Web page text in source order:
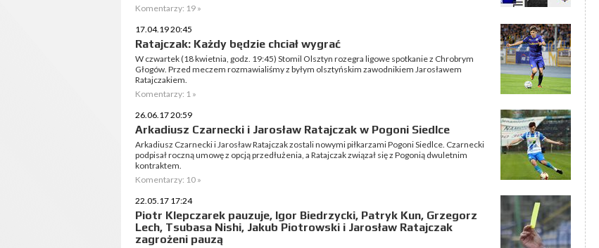
Komentarzy: 19 »
17.04.19 20:45
Ratajczak: Każdy będzie chciał wygrać
W czwartek (18 kwietnia, godz. 19:45) Stomil Olsztyn rozegra ligowe spotkanie z Chrobrym
Głogów. Przed meczem rozmawialiśmy z byłym olsztyńskim zawodnikiem Jarosławem
Ratajczakiem.
Komentarzy: 1 »
26.06.17 20:59
Arkadiusz Czarnecki i Jarosław Ratajczak w Pogoni Siedlce
Arkadiusz Czarnecki i Jarosław Ratajczak zostali nowymi piłkarzami Pogoni Siedlce. Czarnecki
podpisał roczną umowę z opcją przedłużenia, a Ratajczak związał się z Pogonią dwuletnim
kontraktem.
Komentarzy: 10 »
22.05.17 17:24
Piotr Klepczarek pauzuje, Igor Biedrzycki, Patryk Kun, Grzegorz
Lech, Tsubasa Nishi, Jakub Piotrowski i Jarosław Ratajczak
zagrożeni pauzą